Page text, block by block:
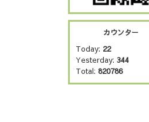
カウンター
Today: 22
Yesterday: 344
Total: 820786